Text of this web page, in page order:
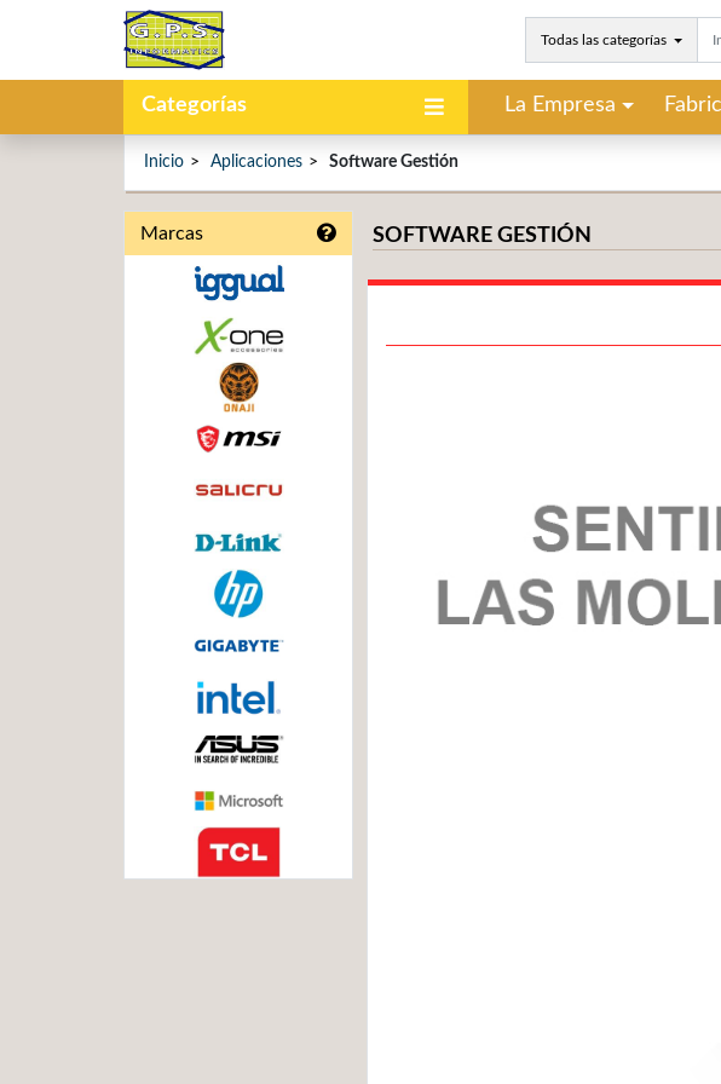
Todas las categorías
Categorías La Empresa
Inicio Aplicaciones Software Gestión
Marcas SOFTWARE GESTIÓN